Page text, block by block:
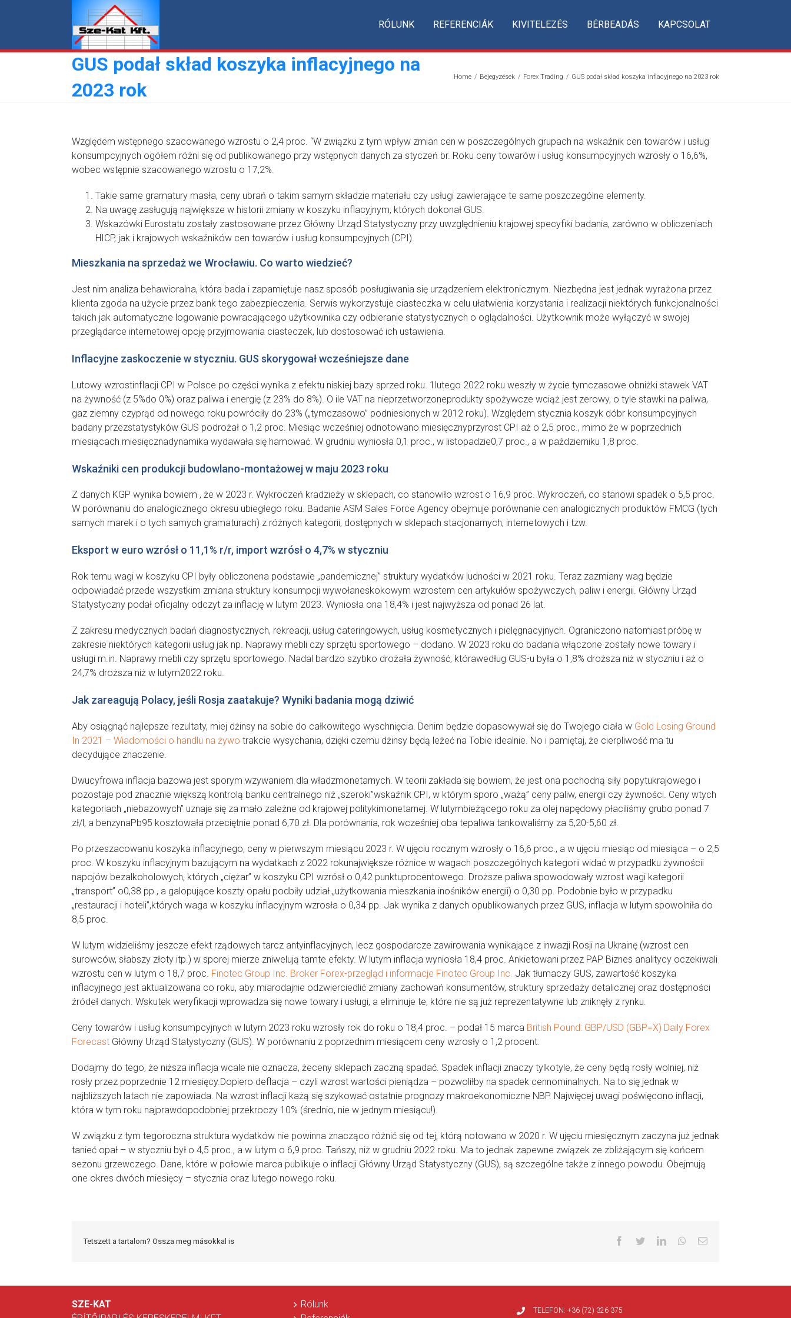
RÓLUNK REFERENCIÁK KIVITELEZÉS BÉRBEADÁS KAPCSOLAT
GUS podał skład koszyka inflacyjnego na
2023 rok
Home / Bejegyzések / Forex Trading / GUS podał skład koszyka inflacyjnego na 2023 rok
Względem wstępnego szacowanego wzrostu o 2,4 proc. “W związku z tym wpływ zmian cen w poszczególnych grupach na wskaźnik cen towarów i usług
konsumpcyjnych ogółem różni się od publikowanego przy wstępnych danych za styczeń br. Roku ceny towarów i usług konsumpcyjnych wzrosły o 16,6%,
wobec wstępnie szacowanego wzrostu o 17,2%.
Takie same gramatury masła, ceny ubrań o takim samym składzie materiału czy usługi zawierające te same poszczególne elementy.
Na uwagę zasługują największe w historii zmiany w koszyku inflacyjnym, których dokonał GUS.
Wskazówki Eurostatu zostały zastosowane przez Główny Urząd Statystyczny przy uwzględnieniu krajowej specyfiki badania, zarówno w obliczeniach
HICP, jak i krajowych wskaźników cen towarów i usług konsumpcyjnych (CPI).
Mieszkania na sprzedaż we Wrocławiu. Co warto wiedzieć?
Jest nim analiza behawioralna, która bada i zapamiętuje nasz sposób posługiwania się urządzeniem elektronicznym. Niezbędna jest jednak wyrażona przez
klienta zgoda na użycie przez bank tego zabezpieczenia. Serwis wykorzystuje ciasteczka w celu ułatwienia korzystania i realizacji niektórych funkcjonalności
takich jak automatyczne logowanie powracającego użytkownika czy odbieranie statystycznych o oglądalności. Użytkownik może wyłączyć w swojej
przeglądarce internetowej opcję przyjmowania ciasteczek, lub dostosować ich ustawienia.
Inflacyjne zaskoczenie w styczniu. GUS skorygował wcześniejsze dane
Lutowy wzrostinflacji CPI w Polsce po części wynika z efektu niskiej bazy sprzed roku. 1lutego 2022 roku weszły w życie tymczasowe obniżki stawek VAT
na żywność (z 5%do 0%) oraz paliwa i energię (z 23% do 8%). O ile VAT na nieprzetworzoneprodukty spożywcze wciąż jest zerowy, o tyle stawki na paliwa,
gaz ziemny czyprąd od nowego roku powróciły do 23% („tymczasowo” podniesionych w 2012 roku). Względem stycznia koszyk dóbr konsumpcyjnych
badany przezstatystyków GUS podrożał o 1,2 proc. Miesiąc wcześniej odnotowano miesięcznyprzyrost CPI aż o 2,5 proc., mimo że w poprzednich
miesiącach miesięcznadynamika wydawała się hamować. W grudniu wyniosła 0,1 proc., w listopadzie0,7 proc., a w październiku 1,8 proc.
Wskaźniki cen produkcji budowlano-montażowej w maju 2023 roku
Z danych KGP wynika bowiem , że w 2023 r. Wykroczeń kradzieży w sklepach, co stanowiło wzrost o 16,9 proc. Wykroczeń, co stanowi spadek o 5,5 proc.
W porównaniu do analogicznego okresu ubiegłego roku. Badanie ASM Sales Force Agency obejmuje porównanie cen analogicznych produktów FMCG (tych
samych marek i o tych samych gramaturach) z różnych kategorii, dostępnych w sklepach stacjonarnych, internetowych i tzw.
Eksport w euro wzrósł o 11,1% r/r, import wzrósł o 4,7% w styczniu
Rok temu wagi w koszyku CPI były obliczonena podstawie „pandemicznej” struktury wydatków ludności w 2021 roku. Teraz zazmiany wag będzie
odpowiadać przede wszystkim zmiana struktury konsumpcji wywołaneskokowym wzrostem cen artykułów spożywczych, paliw i energii. Główny Urząd
Statystyczny podał oficjalny odczyt za inflację w lutym 2023. Wyniosła ona 18,4% i jest najwyższa od ponad 26 lat.
Z zakresu medycznych badań diagnostycznych, rekreacji, usług cateringowych, usług kosmetycznych i pielęgnacyjnych. Ograniczono natomiast próbę w
zakresie niektórych kategorii usług jak np. Naprawy mebli czy sprzętu sportowego – dodano. W 2023 roku do badania włączone zostały nowe towary i
usługi m.in. Naprawy mebli czy sprzętu sportowego. Nadal bardzo szybko drożała żywność, którawedług GUS-u była o 1,8% droższa niż w styczniu i aż o
24,7% droższa niż w lutym2022 roku.
Jak zareagują Polacy, jeśli Rosja zaatakuje? Wyniki badania mogą dziwić
Aby osiągnąć najlepsze rezultaty, miej dżinsy na sobie do całkowitego wyschnięcia. Denim będzie dopasowywał się do Twojego ciała w Gold Losing Ground
In 2021 – Wiadomości o handlu na żywo trakcie wysychania, dzięki czemu dżinsy będą leżeć na Tobie idealnie. No i pamiętaj, że cierpliwość ma tu
decydujące znaczenie.
Dwucyfrowa inflacja bazowa jest sporym wzywaniem dla władzmonetarnych. W teorii zakłada się bowiem, że jest ona pochodną siły popytukrajowego i
pozostaje pod znacznie większą kontrolą banku centralnego niż „szeroki”wskaźnik CPI, w którym sporo „ważą” ceny paliw, energii czy żywności. Ceny wtych
kategoriach „niebazowych” uznaje się za mało zależne od krajowej politykimonetarnej. W lutymbieżącego roku za olej napędowy płaciliśmy grubo ponad 7
zł/l, a benzynaPb95 kosztowała przeciętnie ponad 6,70 zł. Dla porównania, rok wcześniej oba tepaliwa tankowaliśmy za 5,20-5,60 zł.
Po przeszacowaniu koszyka inflacyjnego, ceny w pierwszym miesiącu 2023 r. W ujęciu rocznym wzrosły o 16,6 proc., a w ujęciu miesiąc od miesiąca – o 2,5
proc. W koszyku inflacyjnym bazującym na wydatkach z 2022 rokunajwiększe różnice w wagach poszczególnych kategorii widać w przypadku żywnościi
napojów bezalkoholowych, których „ciężar” w koszyku CPI wzrósł o 0,42 punktuprocentowego. Droższe paliwa spowodowały wzrost wagi kategorii
„transport” o0,38 pp., a galopujące koszty opału podbiły udział „użytkowania mieszkania inośników energii) o 0,30 pp. Podobnie było w przypadku
„restauracji i hoteli”,których waga w koszyku inflacyjnym wzrosła o 0,34 pp. Jak wynika z danych opublikowanych przez GUS, inflacja w lutym spowolniła do
8,5 proc.
W lutym widzieliśmy jeszcze efekt rządowych tarcz antyinflacyjnych, lecz gospodarcze zawirowania wynikające z inwazji Rosji na Ukrainę (wzrost cen
surowców, słabszy złoty itp.) w sporej mierze zniwelują tamte efekty. W lutym inflacja wyniosła 18,4 proc. Ankietowani przez PAP Biznes analitycy oczekiwali
wzrostu cen w lutym o 18,7 proc. Finotec Group Inc. Broker Forex-przegląd i informacje Finotec Group Inc. Jak tłumaczy GUS, zawartość koszyka
inflacyjnego jest aktualizowana co roku, aby miarodajnie odzwierciedlić zmiany zachowań konsumentów, struktury sprzedaży detalicznej oraz dostępności
źródeł danych. Wskutek weryfikacji wprowadza się nowe towary i usługi, a eliminuje te, które nie są już reprezentatywne lub zniknęły z rynku.
Ceny towarów i usług konsumpcyjnych w lutym 2023 roku wzrosły rok do roku o 18,4 proc. – podał 15 marca British Pound: GBP/USD (GBP=X) Daily Forex
Forecast Główny Urząd Statystyczny (GUS). W porównaniu z poprzednim miesiącem ceny wzrosły o 1,2 procent.
Dodajmy do tego, że niższa inflacja wcale nie oznacza, żeceny sklepach zaczną spadać. Spadek inflacji znaczy tylkotyle, że ceny będą rosły wolniej, niż
rosły przez poprzednie 12 miesięcy.Dopiero deflacja – czyli wzrost wartości pieniądza – pozwoliłby na spadek cennominalnych. Na to się jednak w
najbliższych latach nie zapowiada. Na wzrost inflacji każą się szykować ostatnie prognozy makroekonomiczne NBP. Najwięcej uwagi poświęcono inflacji,
która w tym roku najprawdopodobniej przekroczy 10% (średnio, nie w jednym miesiącu!).
W związku z tym tegoroczna struktura wydatków nie powinna znacząco różnić się od tej, którą notowano w 2020 r. W ujęciu miesięcznym zaczyna już jednak
tanieć opał – w styczniu był o 4,5 proc., a w lutym o 6,9 proc. Tańszy, niż w grudniu 2022 roku. Ma to jednak zapewne związek ze zbliżającym się końcem
sezonu grzewczego. Dane, które w połowie marca publikuje o inflacji Główny Urząd Statystyczny (GUS), są szczególne także z innego powodu. Obejmują
one okres dwóch miesięcy – stycznia oraz lutego nowego roku.
Tetszett a tartalom? Ossza meg másokkal is Facebook
TwitterLinkedInWhatsapp
Email
SZE-KAT
Rólunk
TELEFON:+36 (72) 326 375